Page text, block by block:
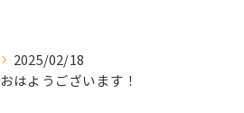
2025/02/18
おはようございます！